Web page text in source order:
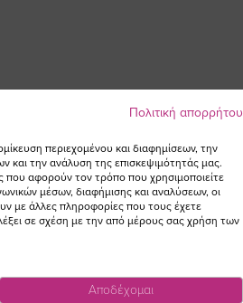
Πολιτική απορρήτου
περιεχομένου και διαφημίσεων, την
και την ανάλυση της επισκεψιμότητάς μας.
που αφορούν τον τρόπο που χρησιμοποιείτε
μέσων, διαφήμισης και αναλύσεων, οι
με άλλες πληροφορίες που τους έχετε
σε σχέση με την από μέρους σας χρήση των
Αποδέχομαι